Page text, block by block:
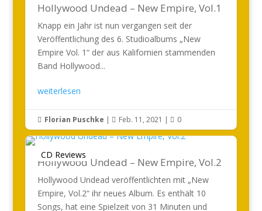
Hollywood Undead – New Empire, Vol.1
Knapp ein Jahr ist nun vergangen seit der
Veröffentlichung des 6. Studioalbums „New
Empire Vol. 1“ der aus Kalifornien stammenden
Band Hollywood...
weiterlesen
 Florian Puschke |  Feb. 11, 2021 |  0
CD Reviews
Hollywood Undead – New Empire, Vol.2
Hollywood Undead veröffentlichten mit „New
Empire, Vol.2“ ihr neues Album. Es enthält 10
Songs, hat eine Spielzeit von 31 Minuten und